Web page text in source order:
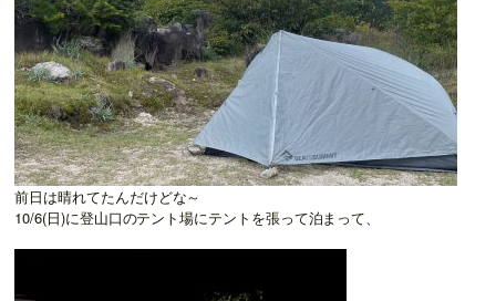
前日は晴れてたんだけどな～
10/6(日)に登山口のテント場にテントを張って泊まって、